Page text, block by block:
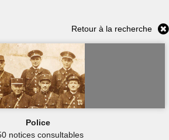
Retour à la recherche
Police
notices consultables